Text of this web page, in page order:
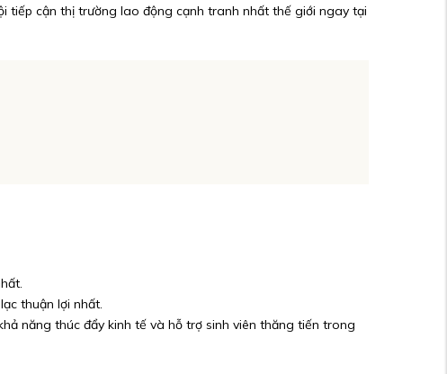
tiếp cận thị trường lao động cạnh tranh nhất thế giới ngay tại
thuận lợi nhất.
năng thúc đẩy kinh tế và hỗ trợ sinh viên thăng tiến trong